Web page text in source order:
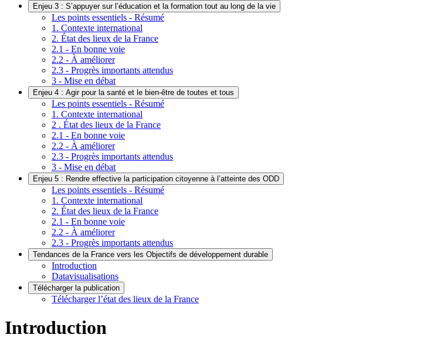
Enjeu 3 : S’appuyer sur l’éducation et la formation tout au long de la vie
Les points essentiels - Résumé
1. Contexte international
2. État des lieux de la France
2.1 - En bonne voie
2.2 - À améliorer
2.3 - Progrès importants attendus
3 - Mise en débat
Enjeu 4 : Agir pour la santé et le bien-être de toutes et tous
Les points essentiels - Résumé
1. Contexte international
2 . État des lieux de la France
2.1 - En bonne voie
2.2 - À améliorer
2.3 - Progrès importants attendus
3 - Mise en débat
Enjeu 5 : Rendre effective la participation citoyenne à l’atteinte des ODD
Les points essentiels - Résumé
1. Contexte international
2. État des lieux de la France
2.1 - En bonne voie
2.2 - À améliorer
2.3 - Progrès importants attendus
Tendances de la France vers les Objectifs de développement durable
Introduction
Datavisualisations
Télécharger la publication
Télécharger l’état des lieux de la France
Introduction